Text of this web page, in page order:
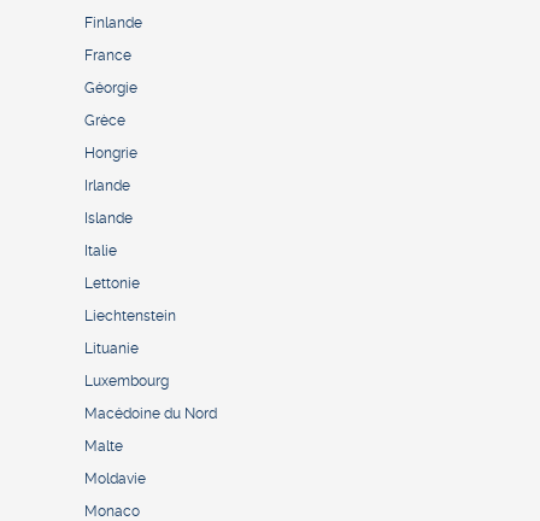
Finlande
France
Géorgie
Grèce
Hongrie
Irlande
Islande
Italie
Lettonie
Liechtenstein
Lituanie
Luxembourg
Macédoine du Nord
Malte
Moldavie
Monaco